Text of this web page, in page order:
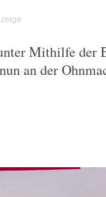
Mithilfe der
an der